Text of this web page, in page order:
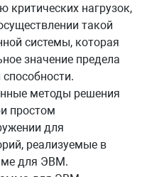
нагрузок,
такой
системы, которая
значение предела
методы решения
простом
для
реализуемые в
для ЭВМ.